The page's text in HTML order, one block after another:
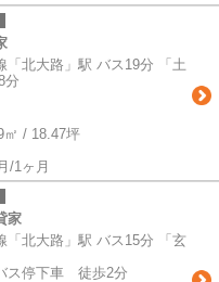
「北大路」駅 バス19分 「土
分
㎡ / 18.47坪
/1ヶ月
家
「北大路」駅 バス15分 「玄
ス停下車 徒歩2分